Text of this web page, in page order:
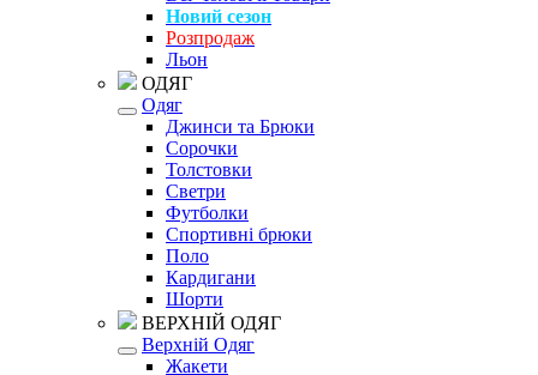
Новий сезон
Розпродаж
Льон
ОДЯГ
Одяг
Джинси та Брюки
Сорочки
Толстовки
Светри
Футболки
Спортивні брюки
Поло
Кардигани
Шорти
ВЕРХНІЙ ОДЯГ
Верхній Одяг
Жакети